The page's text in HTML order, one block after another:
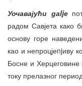
Уочавајући даljе
радом Савјета како
основу горе
као и непроцјеnjиву
Босне и
току прелазног